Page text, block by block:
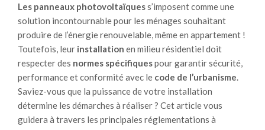
h
é
d
e
l
e
u
r
r
t
o
v
o
l
t
a
ï
q
Les panneaux photovoltaïquess’imposent comme une
solution incontournable pour les ménages souhaitant
produire de l’énergie renouvelable, même en appartement !
Toutefois, leur installation en milieu résidentiel doit
respecter des normes spécifiquespour garantir sécurité,
performance et conformité avec le code de l’urbanisme.
Saviez-vous que la puissance de votre installation
détermine les démarches à réaliser ? Cet article vous
guidera à travers les principales réglementations à